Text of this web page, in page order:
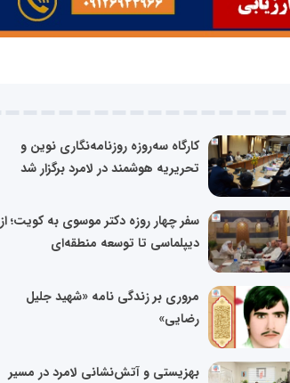
کارگاه سه‌روزه روزنامه‌نگاری نوین و
تحریریه هوشمند در لامرد برگزار شد
سفر چهار روزه دکتر موسوی به کویت؛ از
دیپلماسی تا توسعه منطقه‌ای
مروری بر زندگی نامه «شهید جلیل
رضایی»
بهزیستی و آتش‌نشانی لامرد در مسیر